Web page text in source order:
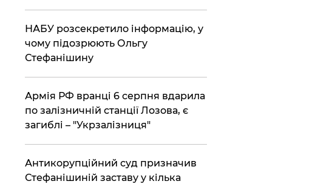
НАБУ розсекретило інформацію, у
чому підозрюють Ольгу
Стефанішину
Армія РФ вранці 6 серпня вдарила
по залізничній станції Лозова, є
загиблі – "Укрзалізниця"
Антикорупційний суд призначив
Стефанішиній заставу у кілька